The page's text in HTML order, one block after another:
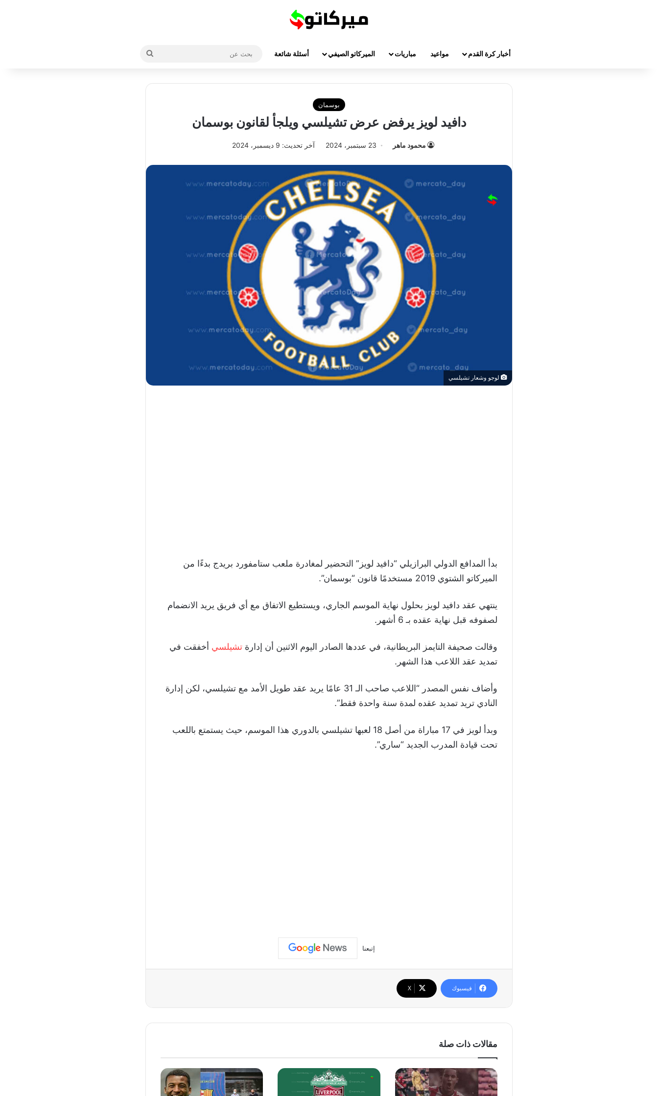
أخبار كرة القدم مواعيد مباريات الميركاتو الصيفي أسئلة شائعة
بوسمان
دافيد لويز يرفض عرض تشيلسي ويلجأ لقانون بوسمان
محمود ماهر 23 سبتمبر، 2024 آخر تحديث: 9 ديسمبر، 2024
لوجو وشعار تشيلسي
بدأ المدافع الدولي البرازيلي “دافيد لويز” التحضير لمغادرة ملعب ستامفورد بريدج بدءًا من
الميركاتو الشتوي 2019 مستخدمًا قانون “بوسمان”.
ينتهي عقد دافيد لويز بحلول نهاية الموسم الجاري، ويستطيع الاتفاق مع أي فريق يريد الانضمام
لصفوفه قبل نهاية عقده بـ 6 أشهر.
وقالت صحيفة التايمز البريطانية، في عددها الصادر اليوم الاثنين أن إدارة تشيلسي أخفقت في
تمديد عقد اللاعب هذا الشهر.
وأضاف نفس المصدر “اللاعب صاحب الـ 31 عامًا يريد عقد طويل الأمد مع تشيلسي، لكن إدارة
النادي تريد تمديد عقده لمدة سنة واحدة فقط”.
وبدأ لويز في 17 مباراة من أصل 18 لعبها تشيلسي بالدوري هذا الموسم، حيث يستمتع باللعب
تحت قيادة المدرب الجديد “ساري”.
إتبعنا
فيسبوك ‫X
مقالات ذات صلة